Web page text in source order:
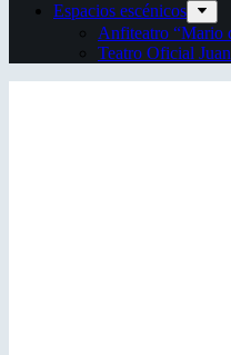
Espacios escénicos
Anfiteatro “Mario
Teatro Oficial